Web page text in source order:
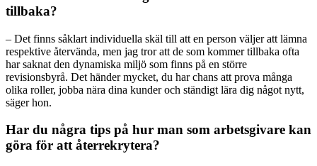
tillbaka?
– Det finns såklart individuella skäl till att en person väljer att lämna
respektive återvända, men jag tror att de som kommer tillbaka ofta
har saknat den dynamiska miljö som finns på en större
revisionsbyrå. Det händer mycket, du har chans att prova många
olika roller, jobba nära dina kunder och ständigt lära dig något nytt,
säger hon.
Har du några tips på hur man som arbetsgivare kan
göra för att återrekrytera?